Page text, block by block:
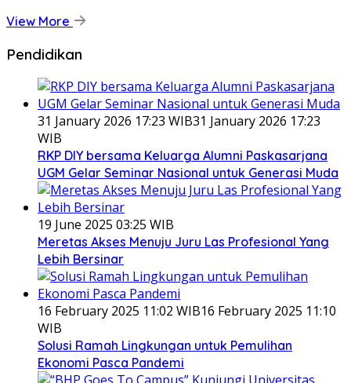
View More
Pendidikan
31 January 2026 17:23 WIB31 January 2026 17:23
WIB
RKP DIY bersama Keluarga Alumni Paskasarjana
UGM Gelar Seminar Nasional untuk Generasi Muda
19 June 2025 03:25 WIB
Meretas Akses Menuju Juru Las Profesional Yang
Lebih Bersinar
16 February 2025 11:02 WIB16 February 2025 11:10
WIB
Solusi Ramah Lingkungan untuk Pemulihan
Ekonomi Pasca Pandemi